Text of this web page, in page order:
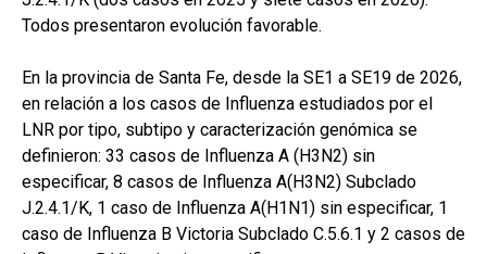
Todos presentaron evolución favorable.
En la provincia de Santa Fe, desde la SE1 a SE19 de 2026,
en relación a los casos de Influenza estudiados por el
LNR por tipo, subtipo y caracterización genómica se
definieron: 33 casos de Influenza A (H3N2) sin
especificar, 8 casos de Influenza A(H3N2) Subclado
J.2.4.1/K, 1 caso de Influenza A(H1N1) sin especificar, 1
caso de Influenza B Victoria Subclado C.5.6.1 y 2 casos de